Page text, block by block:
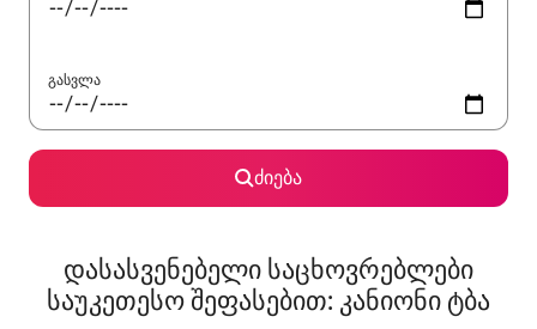
გასვლა
ძიება
დასასვენებელი საცხოვრებლები
საუკეთესო შეფასებით: კანიონი ტბა